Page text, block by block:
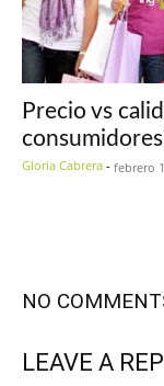
Precio vs
Gloria Cabrera - febrero
NO
LEAVE A